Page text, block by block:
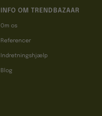
INFO OM TRENDBAZAAR
Om os
Referencer
Indretningshjælp
Blog